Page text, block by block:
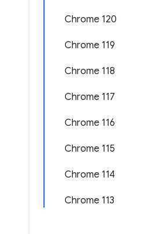
Chrome 120
Chrome 119
Chrome 118
Chrome 117
Chrome 116
Chrome 115
Chrome 114
Chrome 113